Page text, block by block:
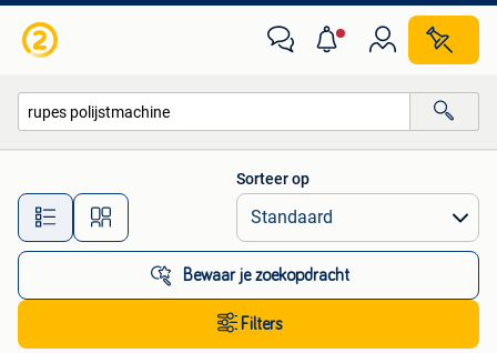
Alle afstanden…
Sorteer op
Bewaar je zoekopdracht
Filters